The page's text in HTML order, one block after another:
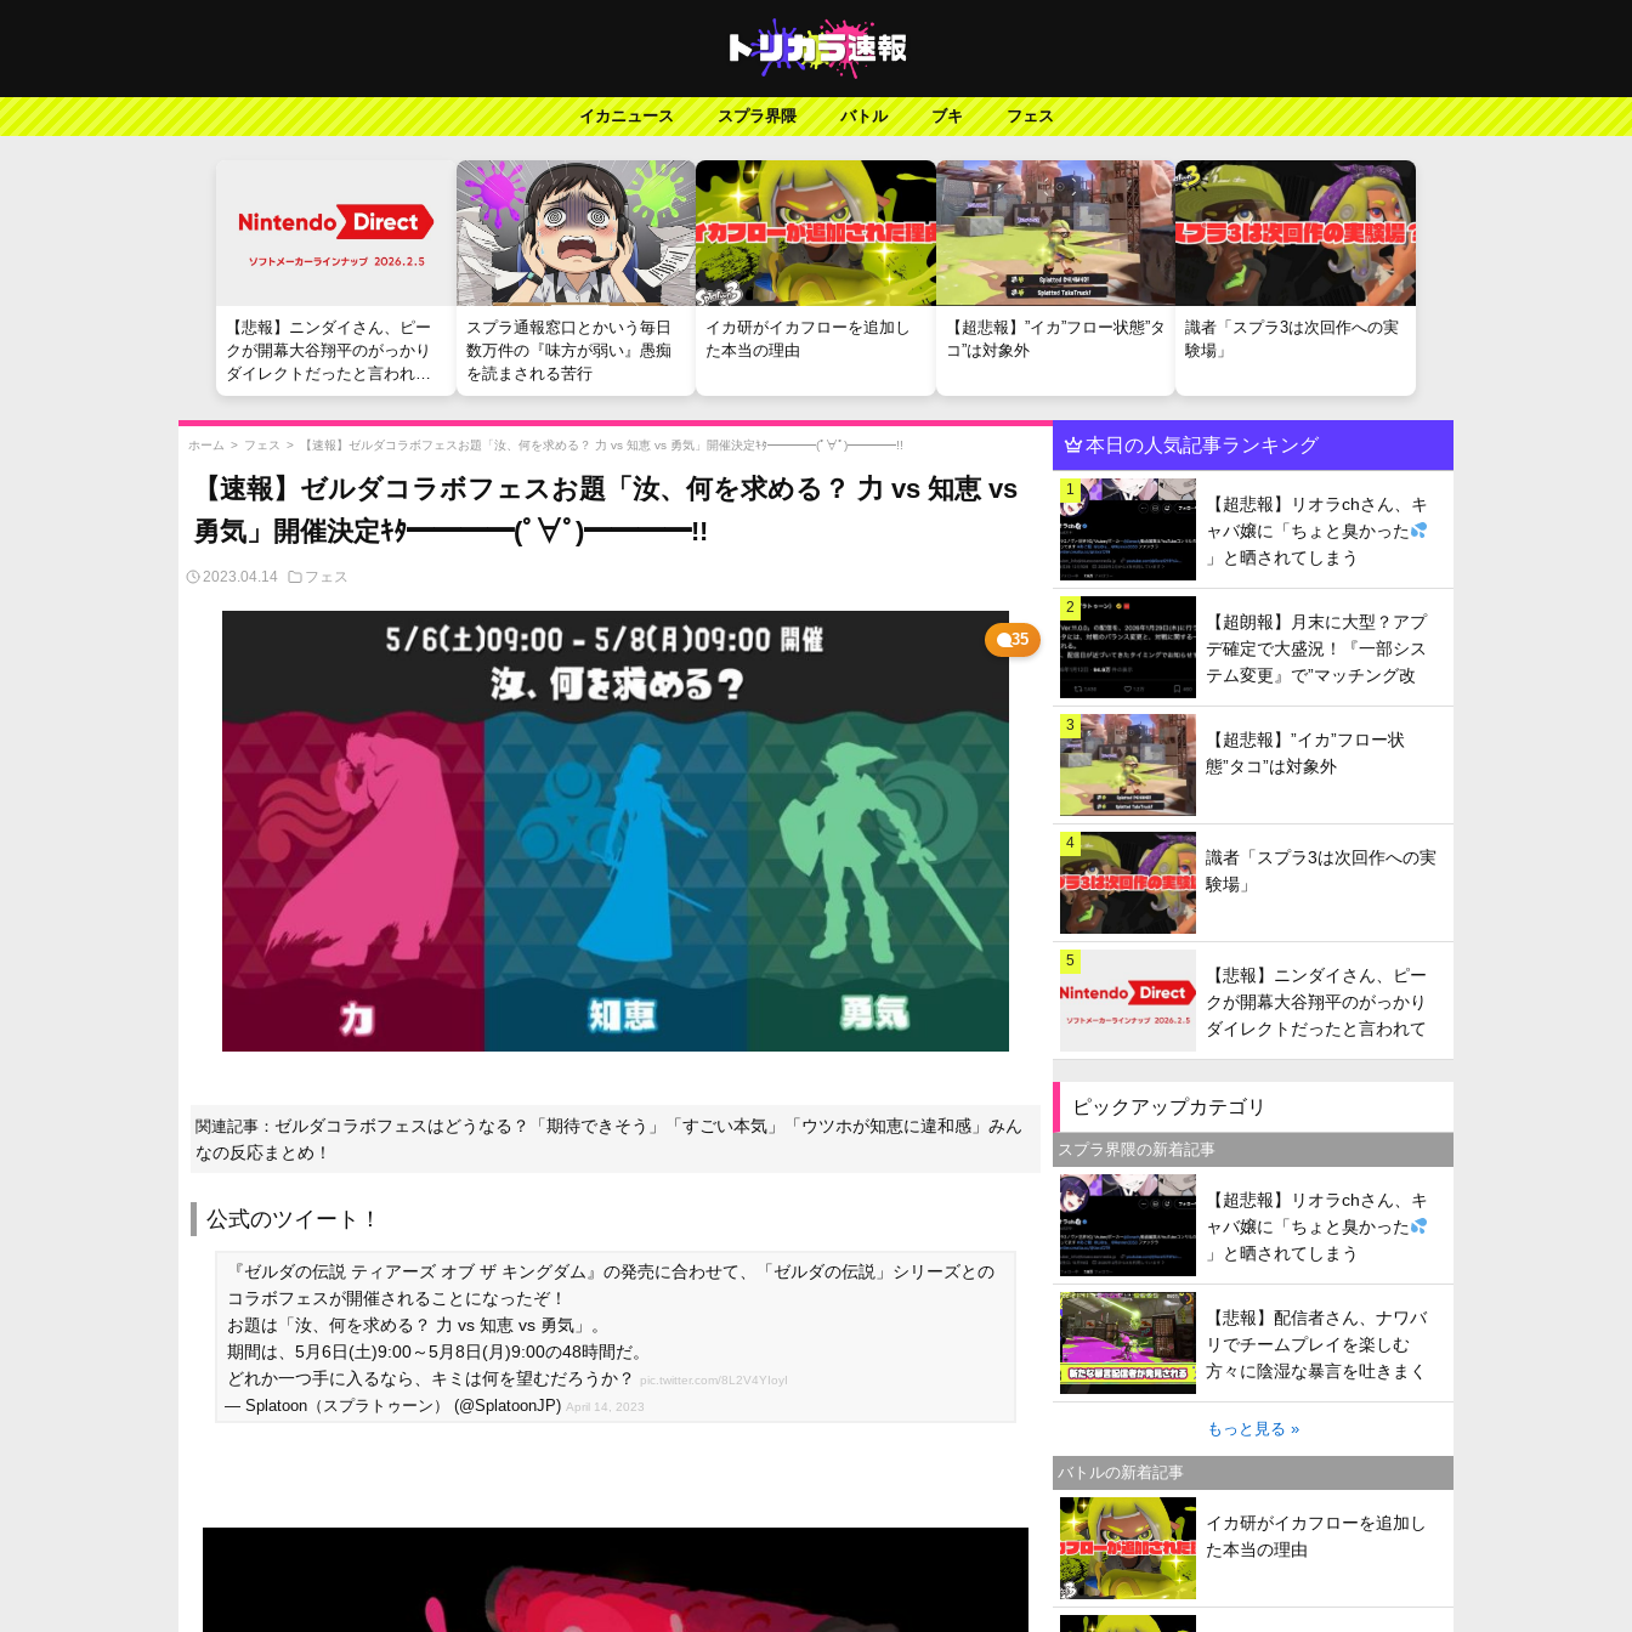
イカニュース スプラ界隈 バトル ブキ フェス
【悲報】ニンダイさん、ピー
クが開幕大谷翔平のがっかり
ダイレクトだったと言われて
しまう
スプラ通報窓口とかいう毎日
数万件の『味方が弱い』愚痴
を読まされる苦行
イカ研がイカフローを追加し
た本当の理由
【超悲報】”イカ”フロー状態”タ
コ”は対象外
識者「スプラ3は次回作への実
験場」
ホーム > フェス > 【速報】ゼルダコラボフェスお題「汝、何を求める？ 力 vs 知恵 vs 勇気」開催決定ｷﾀ━━━━(ﾟ∀ﾟ)━━━━!!
【速報】ゼルダコラボフェスお題「汝、何を求める？ 力 vs 知恵 vs
勇気」開催決定ｷﾀ━━━━(ﾟ∀ﾟ)━━━━!!
2023.04.14 フェス
35
関連記事： ゼルダコラボフェスはどうなる？「期待できそう」「すごい本気」「ウツホが知恵に違和感」みん
なの反応まとめ！
公式のツイート！
『ゼルダの伝説 ティアーズ オブ ザ キングダム』の発売に合わせて、「ゼルダの伝説」シリーズとの
コラボフェスが開催されることになったぞ！
お題は「汝、何を求める？ 力 vs 知恵 vs 勇気」。
期間は、5月6日(土)9:00～5月8日(月)9:00の48時間だ。
どれか一つ手に入るなら、キミは何を望むだろうか？
pic.twitter.com/8L2V4YIoyI
— Splatoon（スプラトゥーン） (@SplatoonJP) April 14, 2023
本日の人気記事ランキング
1
【超悲報】リオラchさん、キ
ャバ嬢に「ちょと臭かった
」と晒されてしまう
2
【超朗報】月末に大型？アプ
デ確定で大盛況！『一部シス
テム変更』で”マッチング改
善”への期待が高まる
3
【超悲報】”イカ”フロー状
態”タコ”は対象外
4
識者「スプラ3は次回作への実
験場」
5
【悲報】ニンダイさん、ピー
クが開幕大谷翔平のがっかり
ダイレクトだったと言われて
しまう
ピックアップカテゴリ
スプラ界隈の新着記事
【超悲報】リオラchさん、キ
ャバ嬢に「ちょと臭かった
」と晒されてしまう
【悲報】配信者さん、ナワバ
リでチームプレイを楽しむ
方々に陰湿な暴言を吐きまく
ってしまう
もっと見る »
バトルの新着記事
イカ研がイカフローを追加し
た本当の理由